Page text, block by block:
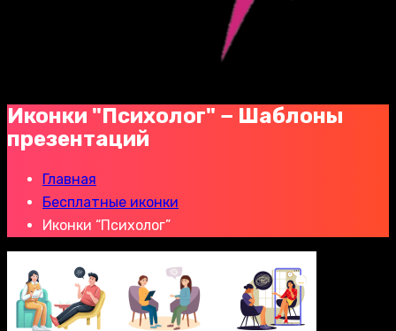
Иконки "Психолог" − Шаблоны
презентаций
Главная
Бесплатные иконки
Иконки “Психолог”